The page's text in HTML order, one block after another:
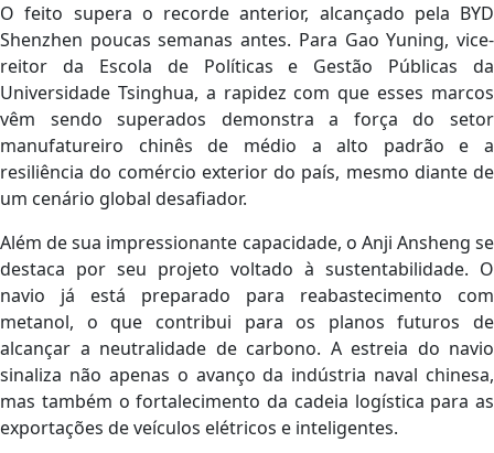
O feito supera o recorde anterior, alcançado pela BYD
Shenzhen poucas semanas antes. Para Gao Yuning, vice-
reitor da Escola de Políticas e Gestão Públicas da
Universidade Tsinghua, a rapidez com que esses marcos
vêm sendo superados demonstra a força do setor
manufatureiro chinês de médio a alto padrão e a
resiliência do comércio exterior do país, mesmo diante de
um cenário global desafiador.
Além de sua impressionante capacidade, o Anji Ansheng se
destaca por seu projeto voltado à sustentabilidade. O
navio já está preparado para reabastecimento com
metanol, o que contribui para os planos futuros de
alcançar a neutralidade de carbono. A estreia do navio
sinaliza não apenas o avanço da indústria naval chinesa,
mas também o fortalecimento da cadeia logística para as
exportações de veículos elétricos e inteligentes.